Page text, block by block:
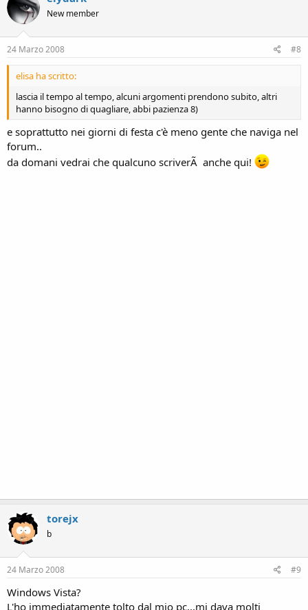
New member
24 Marzo 2008 #8
elisa ha scritto:
lascia il tempo al tempo, alcuni argomenti prendono subito, altri
hanno bisogno di quagliare, abbi pazienza 8)
e soprattutto nei giorni di festa c'è meno gente che naviga nel
forum..
da domani vedrai che qualcuno scriverÃ anche qui!
torejx
b
24 Marzo 2008 #9
Windows Vista?
L'ho immediatamente tolto dal mio pc...mi dava molti